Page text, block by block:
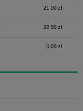
21,00 zł
22,00 zł
0,00 zł